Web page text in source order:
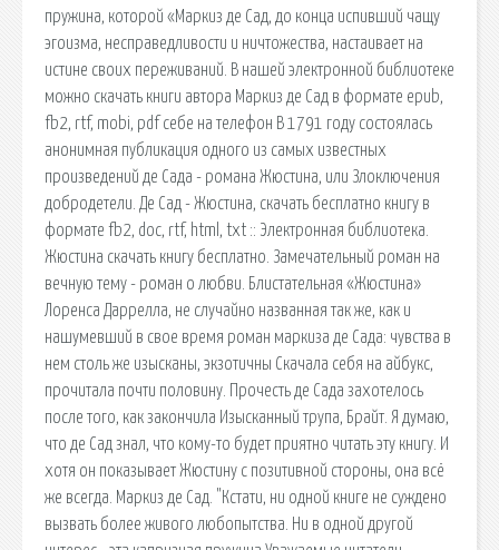
пружина, которой «Маркиз де Сад, до конца испивший чащу
эгоизма, несправедливости и ничтожества, настаивает на
истине своих переживаний. В нашей электронной библиотеке
можно скачать книги автора Маркиз де Сад в формате epub,
fb2, rtf, mobi, pdf себе на телефон В 1791 году состоялась
анонимная публикация одного из самых известных
произведений де Сада - романа Жюстина, или Злоключения
добродетели. Де Сад - Жюстина, скачать бесплатно книгу в
формате fb2, doc, rtf, html, txt :: Электронная библиотека.
Жюстина скачать книгу бесплатно. Замечательный роман на
вечную тему - роман о любви. Блистательная «Жюстина»
Лоренса Даррелла, не случайно названная так же, как и
нашумевший в свое время роман маркиза де Сада: чувства в
нем столь же изысканы, экзотичны Скачала себя на айбукс,
прочитала почти половину. Прочесть де Сада захотелось
после того, как закончила Изысканный трупа, Брайт. Я думаю,
что де Сад знал, что кому-то будет приятно читать эту книгу. И
хотя он показывает Жюстину с позитивной стороны, она всё
же всегда. Маркиз де Сад. "Кстати, ни одной книге не суждено
вызвать более живого любопытства. Ни в одной другой